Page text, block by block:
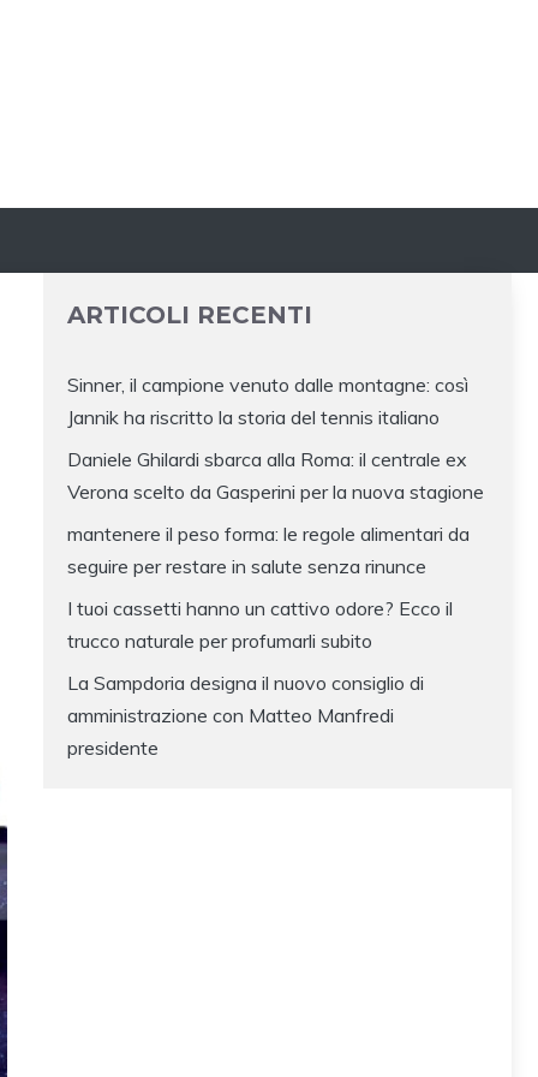
ARTICOLI RECENTI
Sinner, il campione venuto dalle montagne: così
Jannik ha riscritto la storia del tennis italiano
Daniele Ghilardi sbarca alla Roma: il centrale ex
Verona scelto da Gasperini per la nuova stagione
mantenere il peso forma: le regole alimentari da
seguire per restare in salute senza rinunce
I tuoi cassetti hanno un cattivo odore? Ecco il
trucco naturale per profumarli subito
La Sampdoria designa il nuovo consiglio di
amministrazione con Matteo Manfredi
presidente